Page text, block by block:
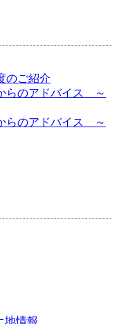
のご紹介
らのアドバイス ～
らのアドバイス ～